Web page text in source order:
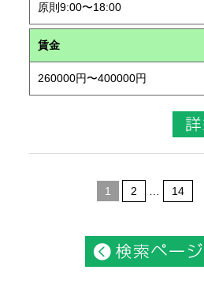
原則9:00〜18:00
賃金
260000円〜400000円
1 2 14